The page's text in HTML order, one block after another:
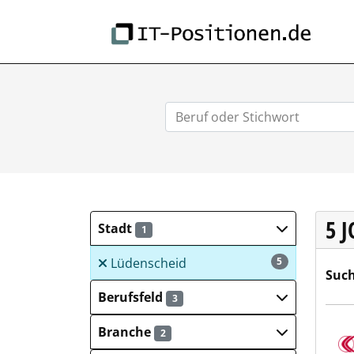
Stadt 1
5
Lüdenscheid
Berufsfeld
3
Branche 2
5